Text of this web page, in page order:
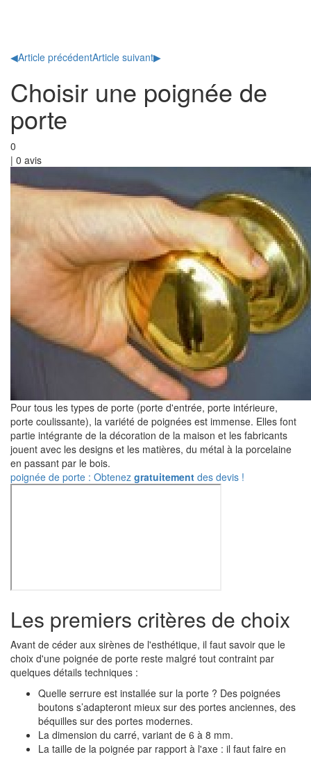
◀Article précédentArticle suivant▶
Choisir une poignée de
porte
0
| 0 avis
Pour tous les types de porte (porte d'entrée, porte intérieure,
porte coulissante), la variété de poignées est immense. Elles font
partie intégrante de la décoration de la maison et les fabricants
jouent avec les designs et les matières, du métal à la porcelaine
en passant par le bois.
poignée de porte : Obtenez gratuitement des devis !
Les premiers critères de choix
Avant de céder aux sirènes de l'esthétique, il faut savoir que le
choix d'une poignée de porte reste malgré tout contraint par
quelques détails techniques :
Quelle serrure est installée sur la porte ? Des poignées
boutons s’adapteront mieux sur des portes anciennes, des
béquilles sur des portes modernes.
La dimension du carré, variant de 6 à 8 mm.
La taille de la poignée par rapport à l'axe : il faut faire en